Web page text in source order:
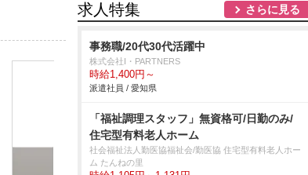
求人特集 さらに見る
事務職/20代30代活躍中
株式会社I・PARTNERS
時給1,400円～
派遣社員 / 愛知県
「福祉調理スタッフ」無資格可/日勤のみ/
住宅型有料老人ホーム
社会福祉法人勤医協福祉会/勤医協 住宅型有料老人ホー
ム たんねの里